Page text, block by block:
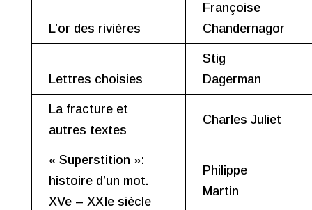
L’or des rivières
Françoise
Chandernagor
Lettres choisies
Stig
Dagerman
La fracture et
autres textes
Charles Juliet
« Superstition »:
histoire d’un mot.
XVe – XXIe siècle
Philippe
Martin